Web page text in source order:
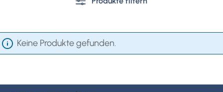
Keine Produkte gefunden.